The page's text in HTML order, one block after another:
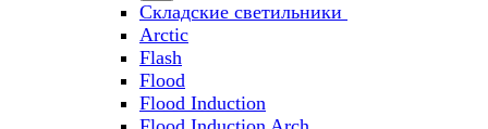
Складские светильники
Arctic
Flash
Flood
Flood Induction